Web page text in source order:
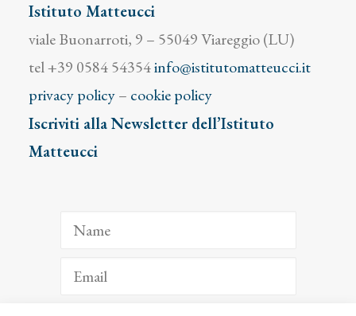
Istituto Matteucci
viale Buonarroti, 9 – 55049 Viareggio (LU)
tel +39 0584 54354info@istitutomatteucci.it
privacy policy– cookie policy
Iscriviti alla Newsletter dell’Istituto
Matteucci